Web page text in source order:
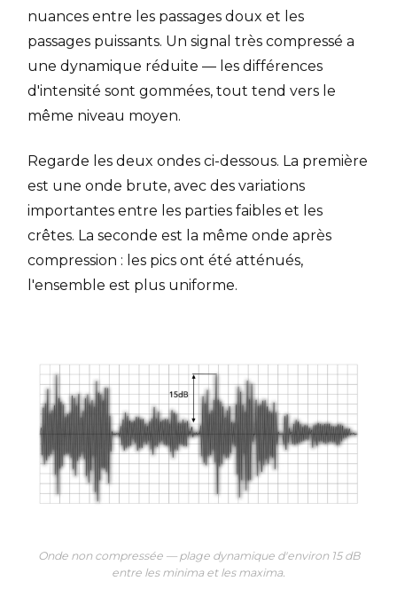
nuances entre les passages doux et les
passages puissants. Un signal très compressé a
une dynamique réduite — les différences
d'intensité sont gommées, tout tend vers le
même niveau moyen.
Regarde les deux ondes ci-dessous. La première
est une onde brute, avec des variations
importantes entre les parties faibles et les
crêtes. La seconde est la même onde après
compression : les pics ont été atténués,
l'ensemble est plus uniforme.
Onde non compressée — plage dynamique d'environ 15 dB
entre les minima et les maxima.